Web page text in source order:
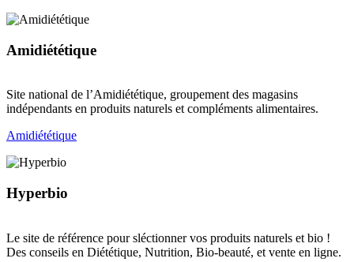
Amidiététique
Site national de l’Amidiététique, groupement des magasins
indépendants en produits naturels et compléments alimentaires.
Amidiététique
Hyperbio
Le site de référence pour sléctionner vos produits naturels et bio !
Des conseils en Diététique, Nutrition, Bio-beauté, et vente en ligne.